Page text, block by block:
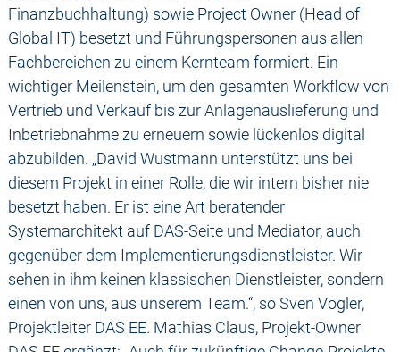
Finanzbuchhaltung) sowie Project Owner (Head of
Global IT) besetzt und Führungspersonen aus allen
Fachbereichen zu einem Kernteam formiert. Ein
wichtiger Meilenstein, um den gesamten Workflow von
Vertrieb und Verkauf bis zur Anlagenauslieferung und
Inbetriebnahme zu erneuern sowie lückenlos digital
abzubilden. „David Wustmann unterstützt uns bei
diesem Projekt in einer Rolle, die wir intern bisher nie
besetzt haben. Er ist eine Art beratender
Systemarchitekt auf DAS-Seite und Mediator, auch
gegenüber dem Implementierungsdienstleister. Wir
sehen in ihm keinen klassischen Dienstleister, sondern
einen von uns, aus unserem Team.“, so Sven Vogler,
Projektleiter DAS EE. Mathias Claus, Projekt-Owner